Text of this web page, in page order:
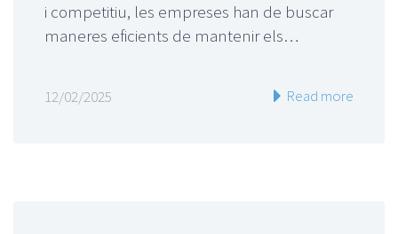
i competitiu, les empreses han de buscar
maneres eficients de mantenir els…
12/02/2025 Read more